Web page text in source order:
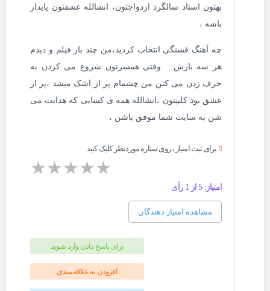
بهتون استاد سالگرد ازدواجتون، انشالله عشقتون پایدار
باشه ،
چه آهنگ قشنگی انتخاب کردید،من چند بار فیلم و دیدم
هر سه بارش وقتی همسرتون شروع می کردن به
حرف زدن می کنن من چشمام پر از اشک میشد ،پر از
عشق بود کلیپتون ،انشالله همه ی کسایی که هدایت می
شن به سایت شما موفق باشن ،
برای ثبت امتیاز ، روی ستاره موردنظر کلیک کنید.
★★★★★
امتیاز: 5 از 1 رأی
مشاهده امتیاز دهندگان
برای پاسخ دادن وارد شوید
افزودن به علاقه مندی